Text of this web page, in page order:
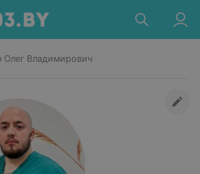
Олег Владимирович